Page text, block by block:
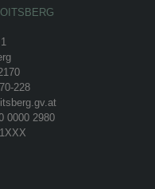
228
0000 2980